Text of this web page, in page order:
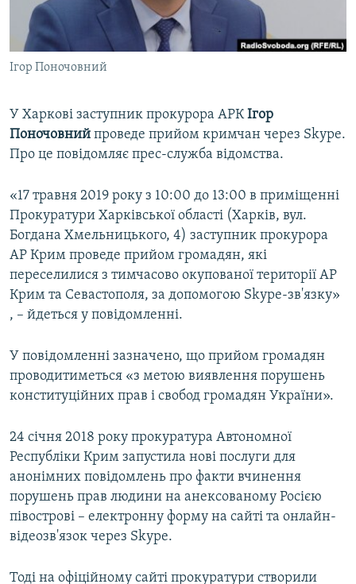
ВІДЕОУРОКИ «ELIFBE»
СВІДЧЕННЯ ОКУПАЦІЇ
УКРАЇНСЬКА ПРОБЛЕМА КРИМУ
Русский
Qırımtatar
Ігор Поночовний
У Харкові заступник прокурора АРКІгор
Поночовний проведе прийом кримчан через Skype.
Про це повідомляє прес-служба відомства.
«17 травня 2019 року з 10:00 до 13:00 в приміщенні
Прокуратури Харківської області (Харків, вул.
Богдана Хмельницького, 4) заступник прокурора
АР Крим проведе прийом громадян, які
переселилися з тимчасово окупованої території АР
Крим та Севастополя, за допомогою Skype-зв'язку»
, – йдеться у повідомленні.
У повідомленні зазначено, що прийом громадян
проводитиметься «з метою виявлення порушень
конституційних прав і свобод громадян України».
24 січня 2018 року прокуратура Автономної
Республіки Крим запустила нові послуги для
анонімних повідомлень про факти вчинення
порушень прав людини на анексованому Росією
півострові – електронну форму на сайті та онлайн-
відеозв'язок через Skype.
Тоді на офіційному сайті прокуратури створили